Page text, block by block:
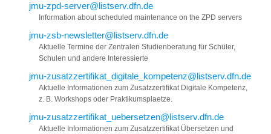
jmu-zpd-server@listserv.dfn.de
Information about scheduled maintenance on the ZPD servers
jmu-zsb-newsletter@listserv.dfn.de
Aktuelle Termine der Zentralen Studienberatung für Schüler,
Schulen und andere Interessierte
jmu-zusatzzertifikat_digitale_kompetenz@listserv.dfn.de
Aktuelle Informationen zum Zusatzzertifikat Digitale Kompetenz,
z. B. Workshops oder Praktikumsplaetze.
jmu-zusatzzertifikat_uebersetzen@listserv.dfn.de
Aktuelle Informationen zum Zusatzzertifikat Übersetzen und